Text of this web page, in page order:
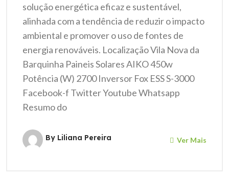
solução energética eficaz e sustentável,
alinhada com a tendência de reduzir o impacto
ambiental e promover o uso de fontes de
energia renováveis. Localização Vila Nova da
Barquinha Paineis Solares AIKO 450w
Potência (W) 2700 Inversor Fox ESS S-3000
Facebook-f Twitter Youtube Whatsapp
Resumo do
By Liliana Pereira Ver Mais